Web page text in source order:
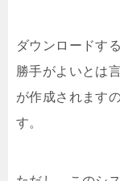
ダウンロードす
勝手がよいとは
が作成されます
す。